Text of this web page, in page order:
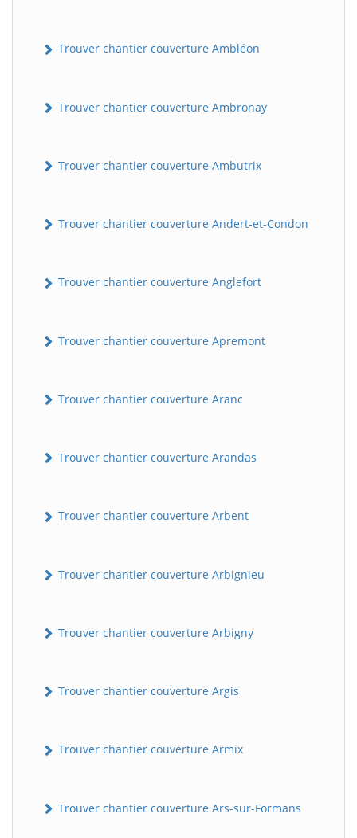
Trouver chantier couverture Ambléon
Trouver chantier couverture Ambronay
Trouver chantier couverture Ambutrix
Trouver chantier couverture Andert-et-Condon
Trouver chantier couverture Anglefort
Trouver chantier couverture Apremont
Trouver chantier couverture Aranc
Trouver chantier couverture Arandas
Trouver chantier couverture Arbent
Trouver chantier couverture Arbignieu
Trouver chantier couverture Arbigny
Trouver chantier couverture Argis
Trouver chantier couverture Armix
Trouver chantier couverture Ars-sur-Formans